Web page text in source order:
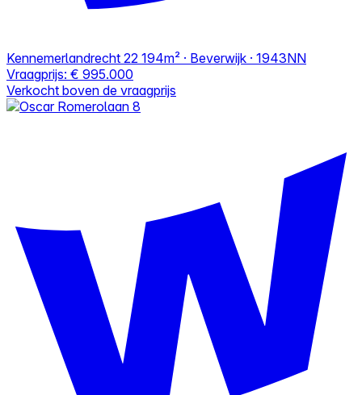
Kennemerlandrecht 22 194m² · Beverwijk · 1943NN
Vraagprijs: € 995.000
Verkocht boven de vraagprijs